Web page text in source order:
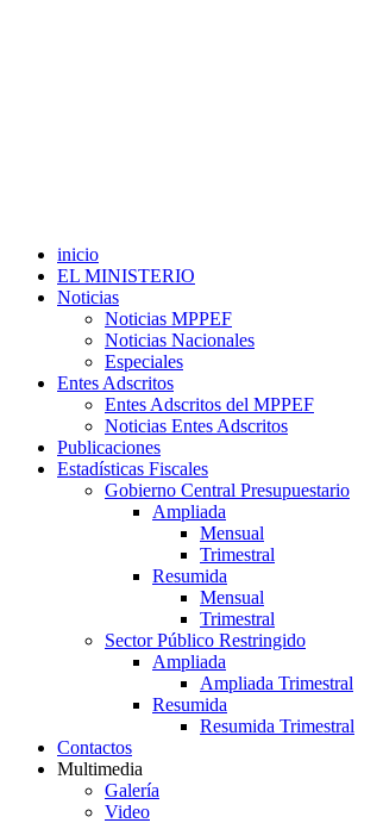
inicio
EL MINISTERIO
Noticias
Noticias MPPEF
Noticias Nacionales
Especiales
Entes Adscritos
Entes Adscritos del MPPEF
Noticias Entes Adscritos
Publicaciones
Estadísticas Fiscales
Gobierno Central Presupuestario
Ampliada
Mensual
Trimestral
Resumida
Mensual
Trimestral
Sector Público Restringido
Ampliada
Ampliada Trimestral
Resumida
Resumida Trimestral
Contactos
Multimedia
Galería
Video